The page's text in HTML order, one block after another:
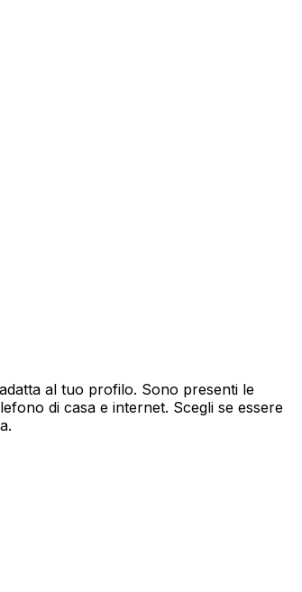
al tuo profilo. Sono presenti le
di casa e internet. Scegli se essere